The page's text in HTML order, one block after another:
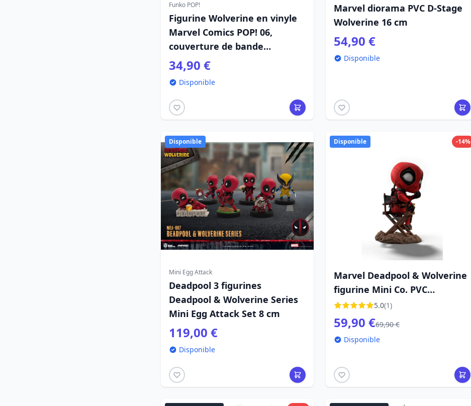
Funko POP!
Figurine Wolverine en vinyle
Marvel Comics POP! 06,
couverture de bande
dessinée, 9 cm
34,90 €
Disponible
Marvel diorama PVC D-Stage
Wolverine 16 cm
54,90 €
Disponible
Disponible
Mini Egg Attack
Deadpool 3 figurines
Deadpool & Wolverine Series
Mini Egg Attack Set 8 cm
119,00 €
Disponible
-14%
Disponible
Marvel Deadpool & Wolverine
figurine Mini Co. PVC
Deadpool 13 cm
5.0(1)
59,90 €69,90 €
Disponible